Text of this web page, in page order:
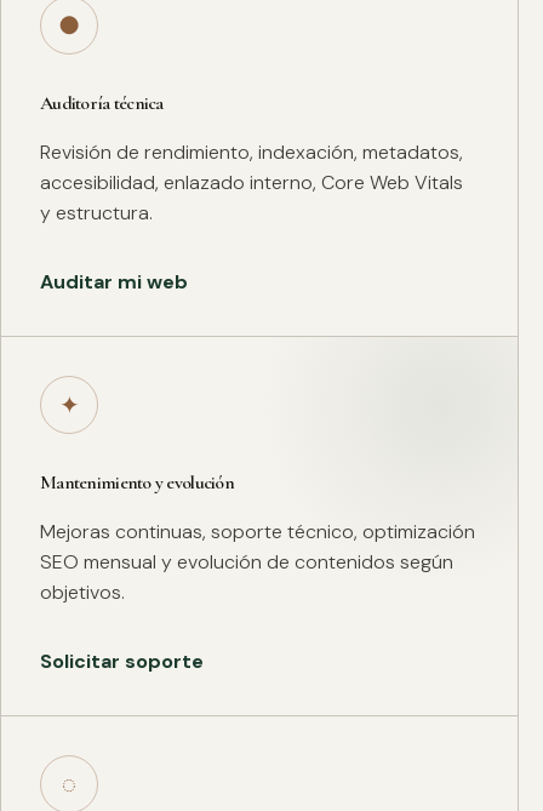
●
Auditoría técnica
Revisión de rendimiento, indexación, metadatos,
accesibilidad, enlazado interno, Core Web Vitals
y estructura.
Auditar mi web
✦
Mantenimiento y evolución
Mejoras continuas, soporte técnico, optimización
SEO mensual y evolución de contenidos según
objetivos.
Solicitar soporte
◌